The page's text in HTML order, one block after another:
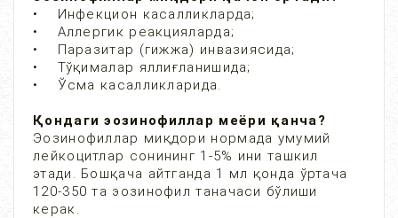
• Инфекцион касалликларда;
• Аллергик реакцияларда;
• Паразитар (гижжа) инвазиясида;
• Тўқималар яллиғланишида;
• Ўсма касалликларида.
Қондаги эозинофиллар меёри қанча?
Эозинофиллар миқдори нормада умумий
лейкоцитлар сонининг 1-5% ини ташкил
этади. Бошқача айтганда 1 мл қонда ўртача
120-350 та эозинофил таначаси бўлиши
керак.